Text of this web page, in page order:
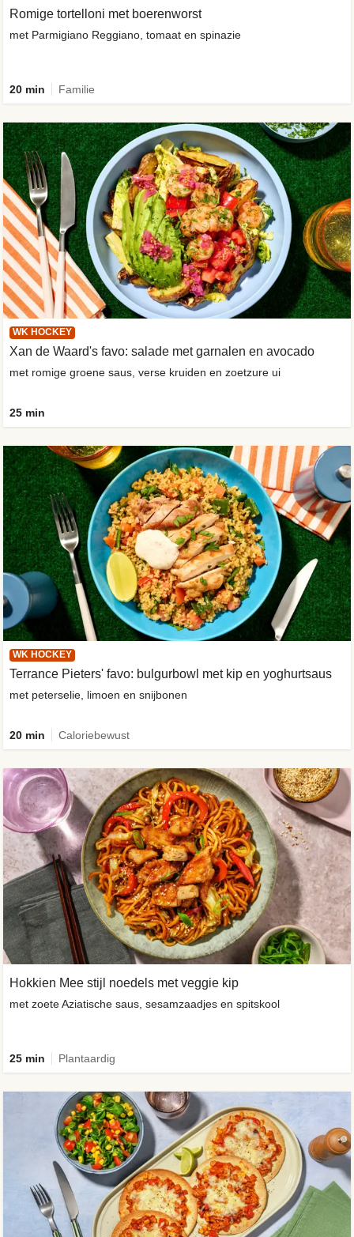
Romige tortelloni met boerenworst
met Parmigiano Reggiano, tomaat en spinazie
20 min Familie
WK HOCKEY
Xan de Waard's favo: salade met garnalen en avocado
met romige groene saus, verse kruiden en zoetzure ui
25 min
WK HOCKEY
Terrance Pieters' favo: bulgurbowl met kip en yoghurtsaus
met peterselie, limoen en snijbonen
20 min Caloriebewust
Hokkien Mee stijl noedels met veggie kip
met zoete Aziatische saus, sesamzaadjes en spitskool
25 min Plantaardig